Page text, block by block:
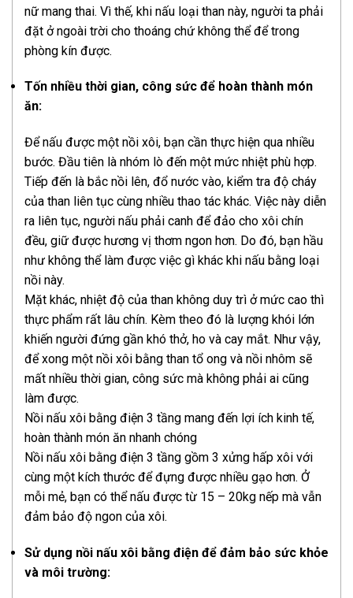
nữ mang thai. Vì thế, khi nấu loại than này, người ta phải
đặt ở ngoài trời cho thoáng chứ không thể để trong
phòng kín được.
Tốn nhiều thời gian, công sức để hoàn thành món
ăn:
Để nấu được một nồi xôi, bạn cần thực hiện qua nhiều
bước. Đầu tiên là nhóm lò đến một mức nhiệt phù hợp.
Tiếp đến là bắc nồi lên, đổ nước vào, kiểm tra độ cháy
của than liên tục cùng nhiều thao tác khác. Việc này diễn
ra liên tục, người nấu phải canh để đảo cho xôi chín
đều, giữ được hương vị thơm ngon hơn. Do đó, bạn hầu
như không thể làm được việc gì khác khi nấu bằng loại
nồi này.
Mặt khác, nhiệt độ của than không duy trì ở mức cao thì
thực phẩm rất lâu chín. Kèm theo đó là lượng khói lớn
khiến người đứng gần khó thở, ho và cay mắt. Như vậy,
để xong một nồi xôi bằng than tổ ong và nồi nhôm sẽ
mất nhiều thời gian, công sức mà không phải ai cũng
làm được.
Nồi nấu xôi bằng điện 3 tầng mang đến lợi ích kinh tế,
hoàn thành món ăn nhanh chóng
Nồi nấu xôi bằng điện 3 tầng gồm 3 xửng hấp xôi với
cùng một kích thước để đựng được nhiều gạo hơn. Ở
mỗi mẻ, bạn có thể nấu được từ 15 – 20kg nếp mà vẫn
đảm bảo độ ngon của xôi.
Sử dụng nồi nấu xôi bằng điện để đảm bảo sức khỏe
và môi trường: